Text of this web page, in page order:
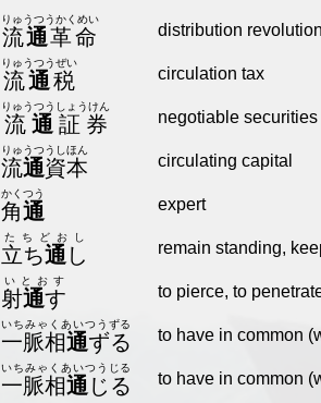
流通革命
りゅうつうかくめい
distribution revolution
流通 税
りゅうつうぜい
circulation tax
流 通 証券
りゅうつうしょうけん
negotiable securities
流通資本
りゅうつうしほん
circulating capital
角通
かくつう
expert
立ち通 し
たちどおし
remain standing,
射通す
いとおす
to pierce, to
一脈相通ずる
いちみゃくあいつうずる
to have in common
一脈相通 じる
いちみゃくあいつうじる
to have in common